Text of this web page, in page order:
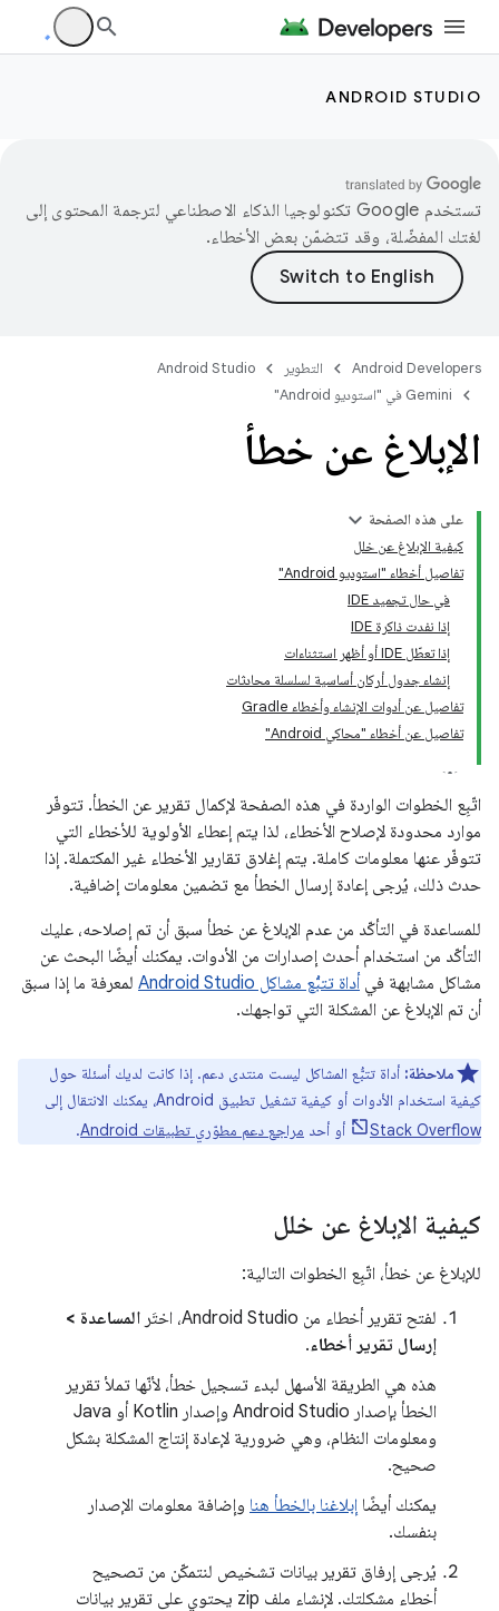
ANDROID STUDIO
تستخدم Google تكنولوجيا الذكاء الاصطناعي لترجمة المحتوى إلى
لغتك المفضّلة، وقد تتضمّن بعض الأخطاء.
Android Developers التطوير
Android Studio
‫Gemini في "استوديو Android"
الإبلاغ عن خطأ
على هذه الصفحة
كيفية الإبلاغ عن خلل
تفاصيل أخطاء "استوديو Android"
في حال تجميد IDE
إذا نفدت ذاكرة IDE
إذا تعطّل IDE أو أظهر استثناءات
إنشاء جدول أركان أساسية لسلسلة محادثات
تفاصيل عن أدوات الإنشاء وأخطاء Gradle
تفاصيل عن أخطاء "محاكي Android"
اتّبِع الخطوات الواردة في هذه الصفحة لإكمال تقرير عن الخطأ. تتوفّر
موارد محدودة لإصلاح الأخطاء، لذا يتم إعطاء الأولوية للأخطاء التي
تتوفّر عنها معلومات كاملة. يتم إغلاق تقارير الأخطاء غير المكتملة. إذا
حدث ذلك، يُرجى إعادة إرسال الخطأ مع تضمين معلومات إضافية.
للمساعدة في التأكّد من عدم الإبلاغ عن خطأ سبق أن تم إصلاحه، عليك
التأكّد من استخدام أحدث إصدارات من الأدوات. يمكنك أيضًا البحث عن
مشاكل مشابهة في أداة تتبُّع مشاكل Android Studio
لمعرفة ما إذا سبق
أن تم الإبلاغ عن المشكلة التي تواجهك.
ملاحظة: أداة تتبُّع المشاكل ليست منتدى دعم. إذا كانت لديك أسئلة حول
كيفية استخدام الأدوات أو كيفية تشغيل تطبيق Android، يمكنك الانتقال إلى
Stack Overflow
أو أحد مراجع دعم مطوّري تطبيقات Android .
كيفية الإبلاغ عن خلل
للإبلاغ عن خطأ، اتّبِع الخطوات التالية:
لفتح تقرير أخطاء من Android Studio، اختَر
المساعدة >
إرسال تقرير أخطاء.
هذه هي الطريقة الأسهل لبدء تسجيل خطأ، لأنّها تملأ تقرير
الخطأ بإصدار Android Studio وإصدار Kotlin أو Java
ومعلومات النظام، وهي ضرورية لإعادة إنتاج المشكلة بشكل
صحيح.
يمكنك أيضًا إبلاغنا بالخطأ هنا وإضافة معلومات الإصدار
بنفسك.
يُرجى إرفاق تقرير بيانات تشخيص لنتمكّن من تصحيح
أخطاء مشكلتك. لإنشاء ملف zip يحتوي على تقرير بيانات